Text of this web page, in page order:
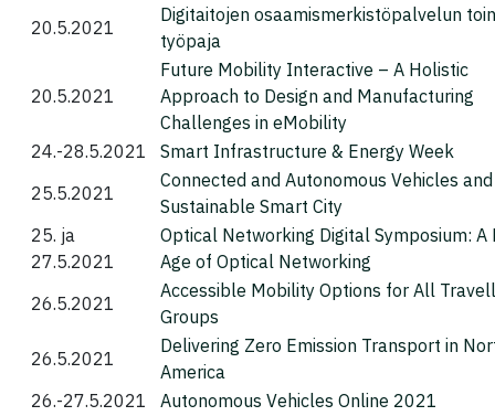
20.5.2021
Digitaitojen osaamismerkistöpalvelun
työpaja
20.5.2021
Future Mobility Interactive – A Holistic
Approach to Design and Manufacturing
Challenges in eMobility
24.-28.5.2021
Smart Infrastructure & Energy Week
25.5.2021
Connected and Autonomous Vehicles
Sustainable Smart City
25. ja
27.5.2021
Optical Networking Digital Symposium: A
Age of Optical Networking
26.5.2021
Accessible Mobility Options for All
Groups
26.5.2021
Delivering Zero Emission Transport in
America
26.-27.5.2021
Autonomous Vehicles Online 2021